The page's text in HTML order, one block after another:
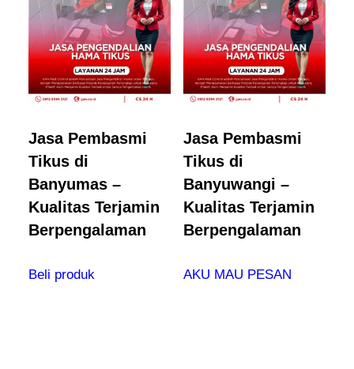
Jasa Pembasmi
Tikus di
Banyumas –
Kualitas Terjamin
Berpengalaman
Beli produk
Jasa Pembasmi
Tikus di
Banyuwangi –
Kualitas Terjamin
Berpengalaman
AKU MAU PESAN